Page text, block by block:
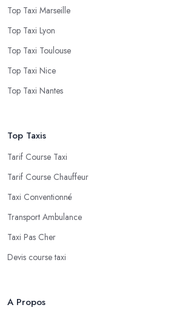
Top Taxi Marseille
Top Taxi Lyon
Top Taxi Toulouse
Top Taxi Nice
Top Taxi Nantes
Top Taxis
Tarif Course Taxi
Tarif Course Chauffeur
Taxi Conventionné
Transport Ambulance
Taxi Pas Cher
Devis course taxi
A Propos